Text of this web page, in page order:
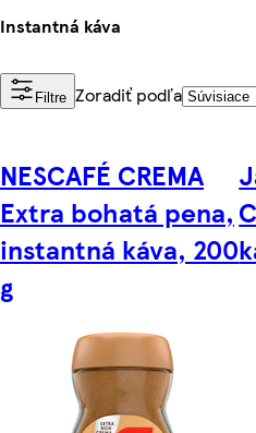
Instantná káva
Filtre Zoradiť podľa
NESCAFÉ CREMA
Extra bohatá pena,
instantná káva, 200
g